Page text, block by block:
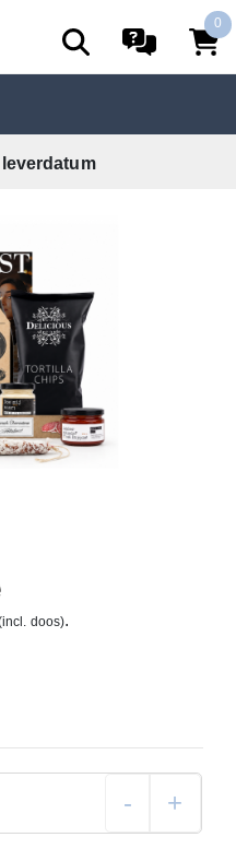
0
service
doos).
- +